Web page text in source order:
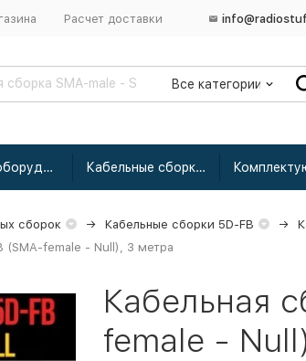
Расчет доставки
Все категории
Сетевое оборудование Кабельные сборки радиочастотные
сборок Кабельные сборки 5D-FB
(SMA-female - Null), 3 метра
Кабельная
female -